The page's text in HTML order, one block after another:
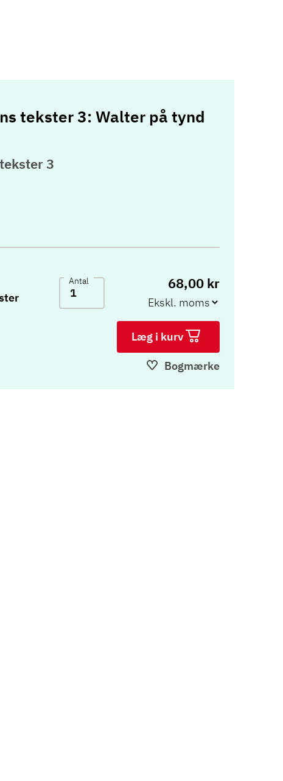
tekster 3: Walter på tynd
3
Antal 68,00 kr
Læg i kurv
Bogmærke